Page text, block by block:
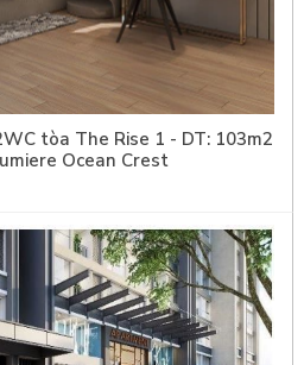
tòa The Rise 1 - DT: 103m2
Ocean Crest